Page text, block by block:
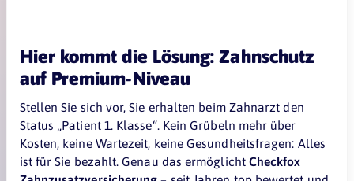
Hier kommt die Lösung: Zahnschutz
auf Premium-Niveau
Stellen Sie sich vor, Sie erhalten beim Zahnarzt den
Status „Patient 1. Klasse“. Kein Grübeln mehr über
Kosten, keine Wartezeit, keine Gesundheitsfragen: Alles
ist für Sie bezahlt. Genau das ermöglicht Checkfox